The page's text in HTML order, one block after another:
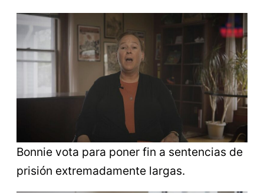
Bonnie vota para poner fin a sentencias de
prisión extremadamente largas.